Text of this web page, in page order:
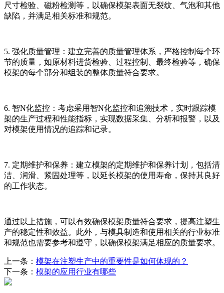
尺寸检验、磁粉检测等，以确保模架表面无裂纹、气泡和其他
缺陷，并满足相关标准和规范。
5. 强化质量管理：建立完善的质量管理体系，严格控制每个环
节的质量，如原材料进货检验、过程控制、最终检验等，确保
模架的每个部分和组装的整体质量符合要求。
6. 智N化监控：考虑采用智N化监控和追溯技术，实时跟踪模
架的生产过程和性能指标，实现数据采集、分析和报警，以及
对模架使用情况的追踪和记录。
7. 定期维护和保养：建立模架的定期维护和保养计划，包括清
洁、润滑、紧固处理等，以延长模架的使用寿命，保持其良好
的工作状态。
通过以上措施，可以有效确保模架质量符合要求，提高注塑生
产的稳定性和效益。此外，与模具制造和使用相关的行业标准
和规范也需要参考和遵守，以确保模架满足相应的质量要求。
上一条： 模架在注塑生产中的重要性是如何体现的？
下一条： 模架的应用行业有哪些